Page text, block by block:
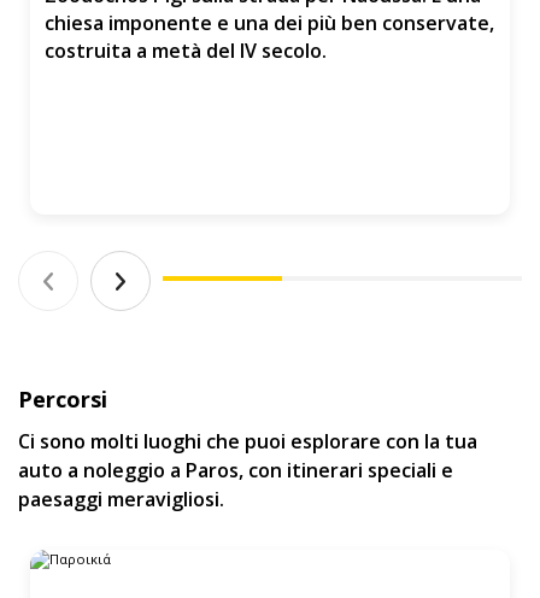
chiesa imponente e una dei più ben conservate,
costruita a metà del IV secolo.
Percorsi
Ci sono molti luoghi che puoi esplorare con la tua
auto a noleggio a Paros, con itinerari speciali e
paesaggi meravigliosi.